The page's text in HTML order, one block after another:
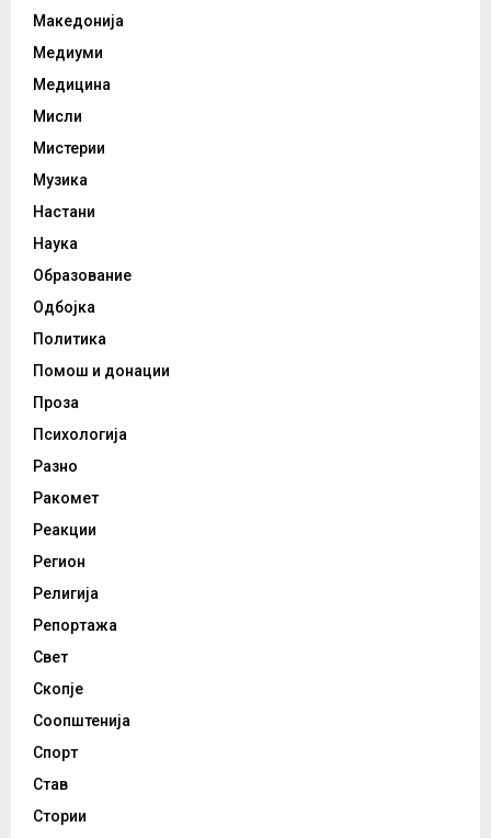
Македонија
Медиуми
Медицина
Мисли
Мистерии
Музика
Настани
Наука
Образование
Одбојка
Политика
Помош и донации
Проза
Психологија
Разно
Ракомет
Реакции
Регион
Религија
Репортажа
Свет
Скопје
Соопштенија
Спорт
Став
Стории